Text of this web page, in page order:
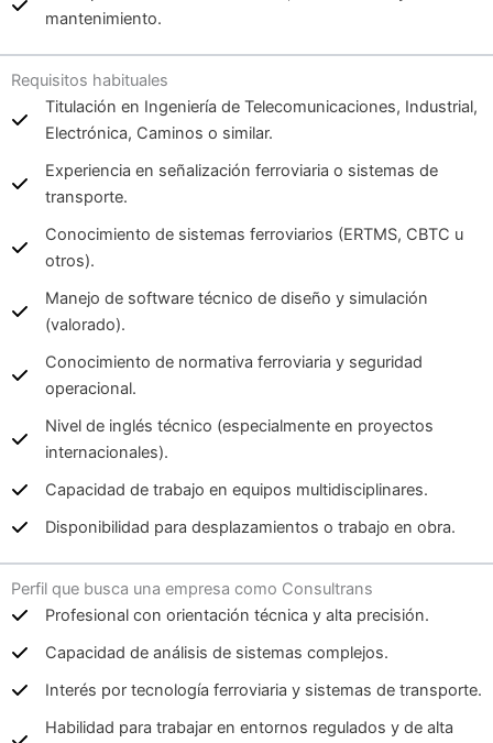
mantenimiento.
Requisitos habituales
Titulación en Ingeniería de Telecomunicaciones, Industrial,
Electrónica, Caminos o similar.
Experiencia en señalización ferroviaria o sistemas de
transporte.
Conocimiento de sistemas ferroviarios (ERTMS, CBTC u
otros).
Manejo de software técnico de diseño y simulación
(valorado).
Conocimiento de normativa ferroviaria y seguridad
operacional.
Nivel de inglés técnico (especialmente en proyectos
internacionales).
Capacidad de trabajo en equipos multidisciplinares.
Disponibilidad para desplazamientos o trabajo en obra.
Perfil que busca una empresa como Consultrans
Profesional con orientación técnica y alta precisión.
Capacidad de análisis de sistemas complejos.
Interés por tecnología ferroviaria y sistemas de transporte.
Habilidad para trabajar en entornos regulados y de alta